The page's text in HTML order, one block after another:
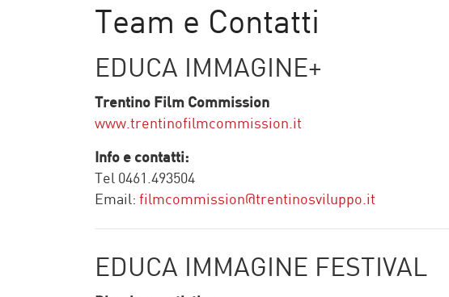
Team e Contatti
EDUCA IMMAGINE+
Trentino Film Commission
www.trentinofilmcommission.it
Info e contatti:
Tel 0461.493504
Email: filmcommission@trentinosviluppo.it
EDUCA IMMAGINE FESTIVAL